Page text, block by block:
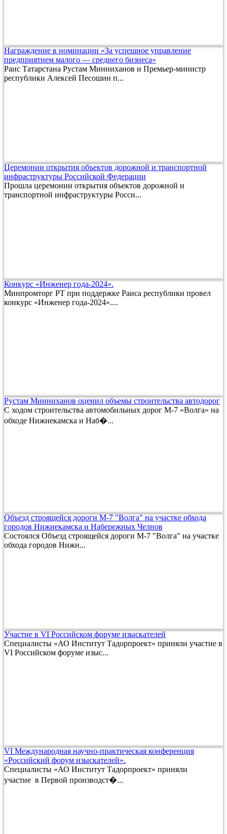
Награждение в номинации «За успешное управление
предприятием малого — среднего бизнеса»
Раис Татарстана Рустам Минниханов и Премьер-министр
республики Алексей Песошин п...
Церемонии открытия объектов дорожной и транспортной
инфраструктуры Российской Федерации
Прошла церемонии открытия объектов дорожной и
транспортной инфраструктуры Росси...
Конкурс «Инженер года-2024».
Минпромторг РТ при поддержке Раиса республики провел
конкурс «Инженер года-2024»....
Рустам Минниханов оценил объемы строительства автодорог
С ходом строительства автомобильных дорог М-7 «Волга» на
обходе Нижнекамска и Наб�...
Объезд строящейся дороги М-7 "Волга" на участке обхода
городов Нижнекамска и Набережных Челнов
Состоялся Объезд строящейся дороги М-7 "Волга" на участке
обхода городов Нижн...
Участие в VI Российском форуме изыскателей
Специалисты «АО Институт Тадорпроект» приняли участие в
VI Российском форуме изыс...
VI Международная научно-практическая конференция
«Российский форум изыскателей».
Специалисты «АО Институт Тадорпроект» приняли
участие в Первой производст�...